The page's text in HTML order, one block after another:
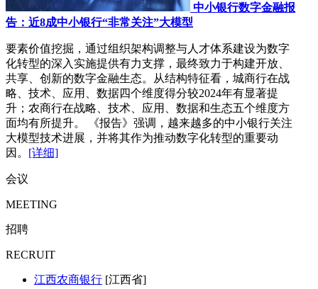
中小银行数字金融报
告：近8成中小银行“非常关注”大模型
要素价值挖掘，通过组织架构调整与人才体系建设为数字
化转型的深入实施提供有力支撑，最终致力于构建开放、
共享、创新的数字金融生态。从结构特征看，城商行在战
略、技术、应用、数据四个维度得分较2024年有显著提
升；农商行在战略、技术、应用、数据和生态五个维度方
面均有所提升。 《报告》强调，越来越多的中小银行关注
大模型技术进展，并将其作为推动数字化转型的重要动
因。 [详细]
会议
MEETING
招聘
RECRUIT
江西农商银行 [江西省]